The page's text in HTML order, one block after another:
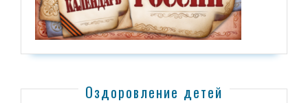
Оздоровление детей